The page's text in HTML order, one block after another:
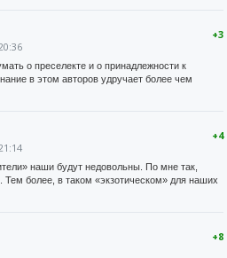
+3
о преселекте и о принадлежности к
в этом авторов удручает более чем
+4
наши будут недовольны. По мне так,
Тем более, в таком «экзотическом» для наших
+8